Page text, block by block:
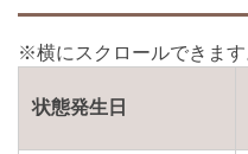
状態発生日